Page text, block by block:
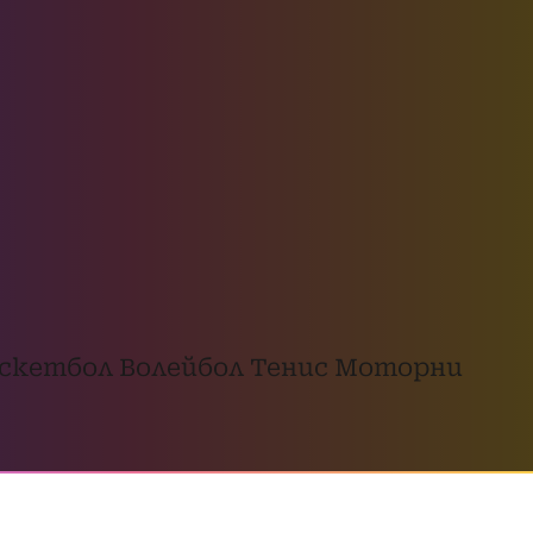
Волейбол Тенис Моторни